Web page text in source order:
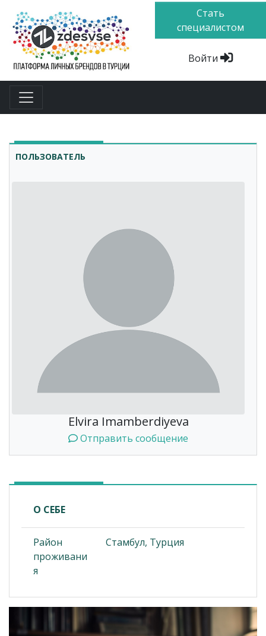
Стать
специалистом
Войти
ПОЛЬЗОВАТЕЛЬ
Elvira Imamberdiyeva
Отправить сообщение
О СЕБЕ
Район
проживани
я
Стамбул, Турция